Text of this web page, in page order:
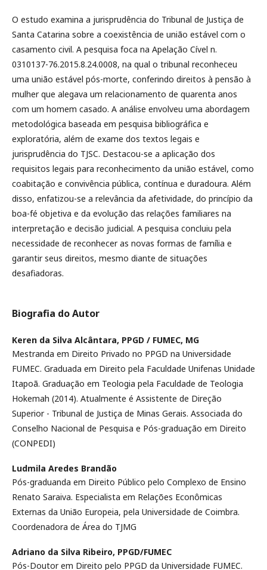
O estudo examina a jurisprudência do Tribunal de Justiça de
Santa Catarina sobre a coexistência de união estável com o
casamento civil. A pesquisa foca na Apelação Cível n.
0310137-76.2015.8.24.0008, na qual o tribunal reconheceu
uma união estável pós-morte, conferindo direitos à pensão à
mulher que alegava um relacionamento de quarenta anos
com um homem casado. A análise envolveu uma abordagem
metodológica baseada em pesquisa bibliográfica e
exploratória, além de exame dos textos legais e
jurisprudência do TJSC. Destacou-se a aplicação dos
requisitos legais para reconhecimento da união estável, como
coabitação e convivência pública, contínua e duradoura. Além
disso, enfatizou-se a relevância da afetividade, do princípio da
boa-fé objetiva e da evolução das relações familiares na
interpretação e decisão judicial. A pesquisa concluiu pela
necessidade de reconhecer as novas formas de família e
garantir seus direitos, mesmo diante de situações
desafiadoras.
Biografia do Autor
Keren da Silva Alcântara, PPGD / FUMEC, MG
Mestranda em Direito Privado no PPGD na Universidade
FUMEC. Graduada em Direito pela Faculdade Unifenas Unidade
Itapoã. Graduação em Teologia pela Faculdade de Teologia
Hokemah (2014). Atualmente é Assistente de Direção
Superior - Tribunal de Justiça de Minas Gerais. Associada do
Conselho Nacional de Pesquisa e Pós-graduação em Direito
(CONPEDI)
Ludmila Aredes Brandão
Pós-graduanda em Direito Público pelo Complexo de Ensino
Renato Saraiva. Especialista em Relações Econômicas
Externas da União Europeia, pela Universidade de Coimbra.
Coordenadora de Área do TJMG
Adriano da Silva Ribeiro, PPGD/FUMEC
Pós-Doutor em Direito pelo PPGD da Universidade FUMEC.